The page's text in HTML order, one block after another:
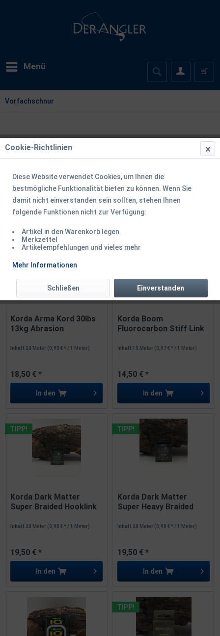
Menü
Vorfachschnur
Filtern
TIPP!
Korda Arma Kord 30lbs
13kg Abrasion
Inhalt 20 Meter (0,93 € * / 1 Meter)
18,50 € *
In den
TIPP!
Korda Boom
Fluorocarbon Stiff Link
Inhalt15 Meter (0,97 € * / 1 Meter)
14,50 € *
In den
TIPP!
Korda Dark Matter
Super Braided Hooklink
Inhalt 20 Meter (0,98 € * / 1 Meter)
19,50 € *
In den
TIPP!
Korda Dark Matter
Super Heavy Braided
Inhalt 20 Meter (0,98 € * / 1 Meter)
19,50 € *
In den
TIPP!
Cookie-Richtlinien
Diese Website verwendet Cookies, um Ihnen die
bestmögliche Funktionalität bieten zu können. Wenn Sie
damit nicht einverstanden sein sollten, stehen Ihnen
folgende Funktionen nicht zur Verfügung:
Artikel in den Warenkorb legen
Merkzettel
Artikelempfehlungen und vieles mehr
Mehr Informationen
Einverstanden
Schließen